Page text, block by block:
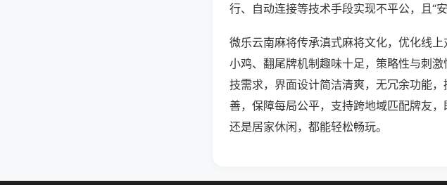
行、自动连接等技术手段实现不平公，且“安
微乐云南麻将传承滇式麻将文化，优化线
小鸡、翻尾牌机制趣味十足，策略性与刺
技需求，界面设计简洁清爽，无冗余功能
善，保障每局公平，支持跨地域匹配牌友
还是居家休闲，都能轻松畅玩。